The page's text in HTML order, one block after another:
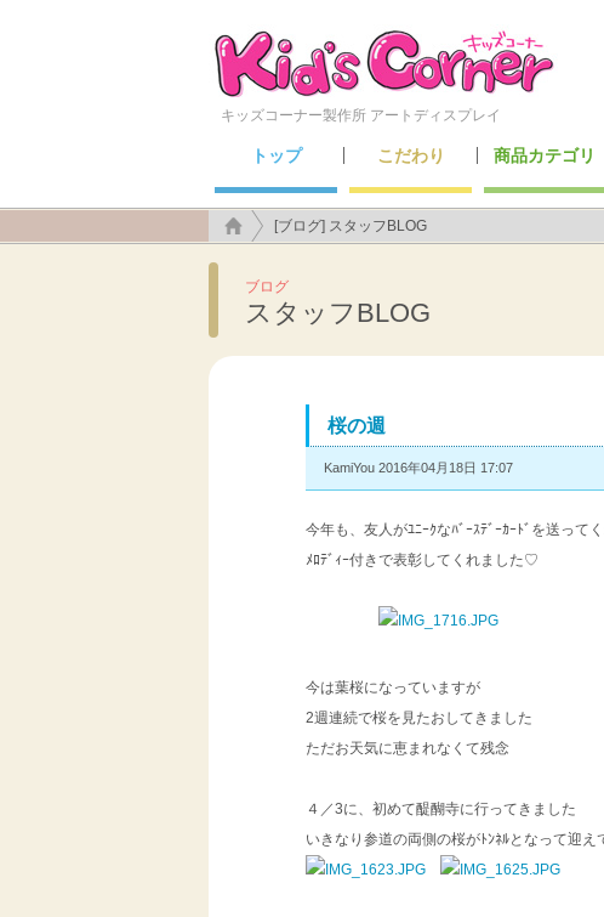
キッズコーナー製作所 アートディスプレイ
トップ こだわり
アートディスプレイのこだわり
こんなところにも施工できます！
商品カテゴリ
[ブログ] スタッフBLOG
ブログ
スタッフBLOG
桜の週
KamiYou 2016年04月18日 17:07
今年も、友人がﾕﾆｰｸなﾊﾞｰｽﾃﾞｰｶｰﾄﾞを送って
ﾒﾛﾃﾞｨｰ付きで表彰してくれました♡
今は葉桜になっていますが
2週連続で桜を見たおしてきました
ただお天気に恵まれなくて残念
４／3に、初めて醍醐寺に行ってきました
いきなり参道の両側の桜がﾄﾝﾈﾙとなって迎え